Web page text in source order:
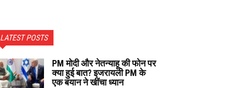
LATEST POSTS
PM मोदी और नेतन्याहू की फोन पर
क्या हुई बात? इजरायली PM के
एक बयान ने खींचा ध्यान